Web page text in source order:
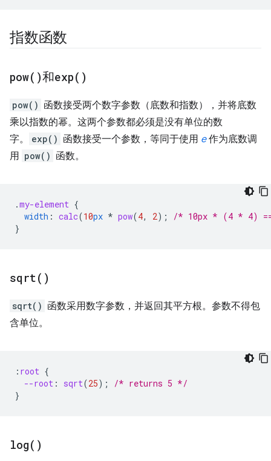
指数函数
pow( )和exp( )
pow() 函数接受两个数字参数（底数和指数），并将底数
乘以指数的幂。这两个参数都必须是没有单位的数
字。
exp() 函数接受一个参数，等同于使用 e作为底数调
用 pow() 函数。
.my-element {
width : calc(10px * pow(4, 2) ;
/* 10px * (4 * 4)
}
sqrt( )
sqrt() 函数采用数字参数，并返回其平方根。参数不得包
含单位。
: root {
--root : sqrt(25);
/* returns 5 */
}
log( )